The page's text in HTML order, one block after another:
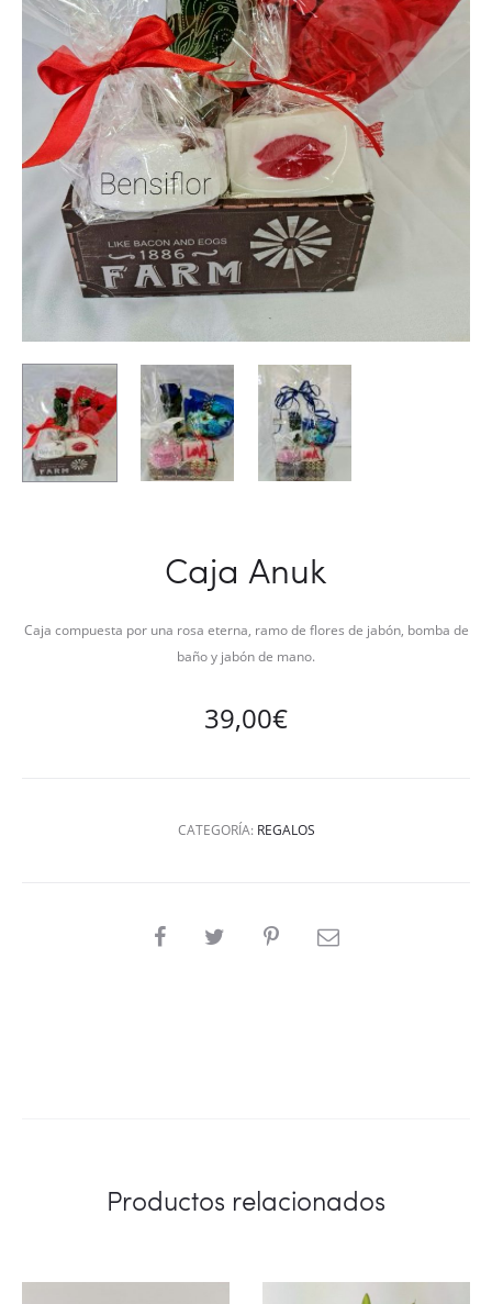
Caja Anuk
Caja compuesta por una rosa eterna, ramo de flores de jabón, bomba de
baño y jabón de mano.
39,00€
CATEGORÍA: REGALOS
SHARE
Productos relacionados